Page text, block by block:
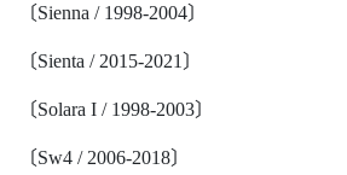
〔Sienna / 1998-2004〕
〔Sienta / 2015-2021〕
〔Solara I / 1998-2003〕
〔Sw4 / 2006-2018〕